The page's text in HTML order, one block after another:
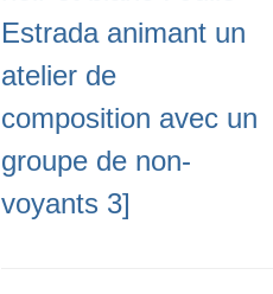
Estrada animant un
atelier de
composition avec un
groupe de non-
voyants 3]